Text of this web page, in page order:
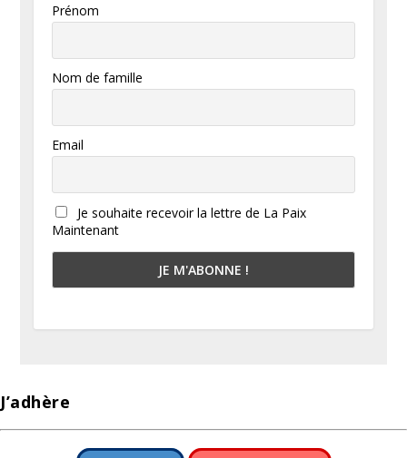
Prénom
Nom de famille
Email
Je souhaite recevoir la lettre de La Paix
Maintenant
J’adhère